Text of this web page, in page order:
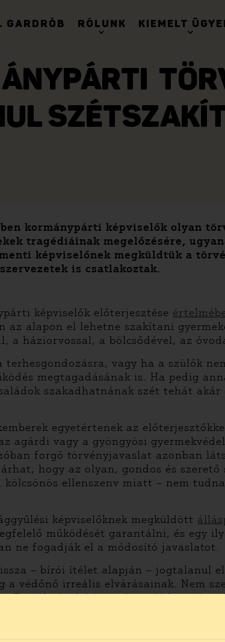
GARDRÓB RÓLUNK KIEMELT
kormánypárti képviselők olyan
tragédiáinak megelőzésére,
képviselőnek megküldtük a
is csatlakoztak.
képviselők előterjesztése
alapon el lehetne szakítani
a háziorvossal, a bölcsődével, az
vagy ha a szülők
megtagadásának is. Ha pedig
szakadhatnának szét tehát
egyetértenek az
agárdi vagy a gyöngyösi
forgó törvényjavaslat azonban
hogy az olyan, gondos és
kölcsönös ellenszenv miatt – nem
képviselőknek megküldött
működését garantálni, és egy
ne fogadják el a módosító javaslatot.
– bírói ítélet alapján – jogtalanul
védőnő irreális elvárásainak. Nem
Egy általunk képviselt család
bővülő listája: